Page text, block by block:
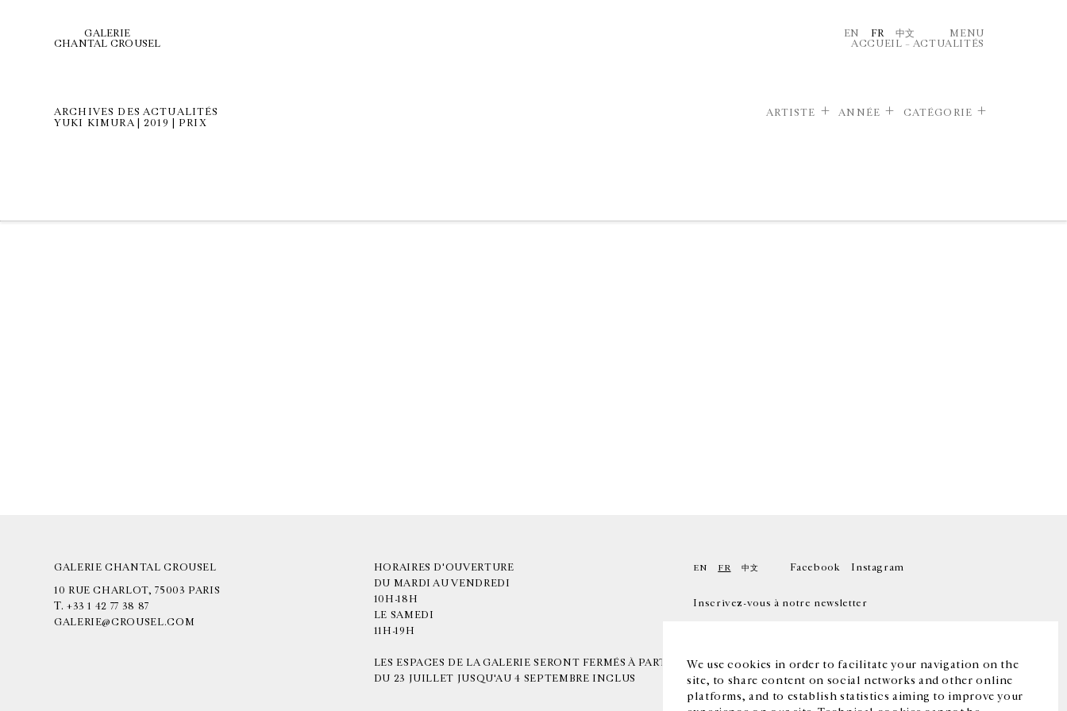
We use cookies in order to facilitate your navigation on the
site, to share content on social networks and other online
platforms, and to establish statistics aiming to improve your
GALERIE
CHANTAL CROUSEL
EN FR 中文
MENU
ACCUEIL – ACTUALITÉS
ARCHIVES DES ACTUALITÉS
YUKI KIMURA | 2019 | PRIX
ARTISTE ANNÉE CATÉGORIE
GALERIE CHANTAL CROUSEL
10 RUE CHARLOT, 75003 PARIS
T. +33 1 42 77 38 87
GALERIE@CROUSEL.COM
HORAIRES D'OUVERTURE
DU MARDI AU VENDREDI
10H-18H
LE SAMEDI
11H-19H
LES ESPACES DE LA GALERIE SERONT FERMÉS À PARTIR
DU 23 JUILLET JUSQU'AU 4 SEPTEMBRE INCLUS
EN FR 中文 Facebook Instagram
Inscrivez-vous à notre newsletter